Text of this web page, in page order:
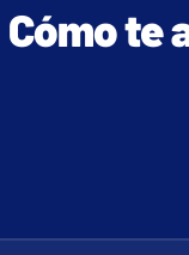
Cómo te